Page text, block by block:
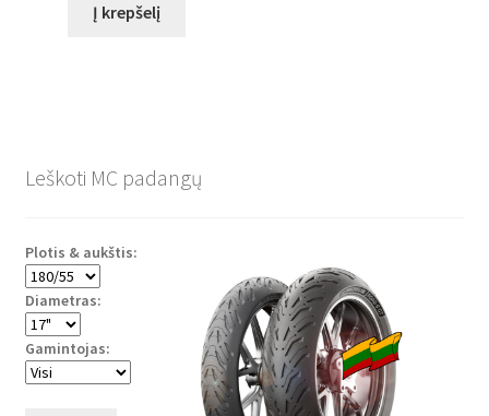
Į krepšelį
Leškoti MC padangų
Plotis & aukštis:
Diametras:
Gamintojas: